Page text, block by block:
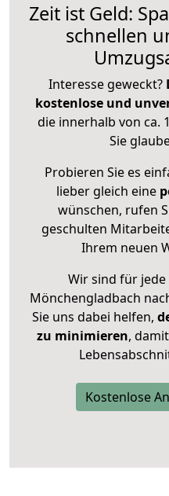
Zeit ist Geld:
schnellen
Interesse geweckt?
kostenlose und
die innerhalb von ca.
Sie
Probieren Sie es
lieber gleich eine
wünschen, rufen
geschulten
Ihrem neuen
Wir sind für
Mönchengladbach
Sie uns dabei helfen,
zu minimieren,
Kostenlose